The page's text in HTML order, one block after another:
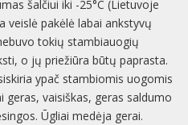
šalčiui iki -25°C (Lietuvoje
veislė pakėlė labai ankstyvų
tokių stambiauogių
o jų priežiūra būtų paprasta.
ypač stambiomis uogomis
geras, vaisiškas, geras saldumo
Ūgliai medėja gerai.